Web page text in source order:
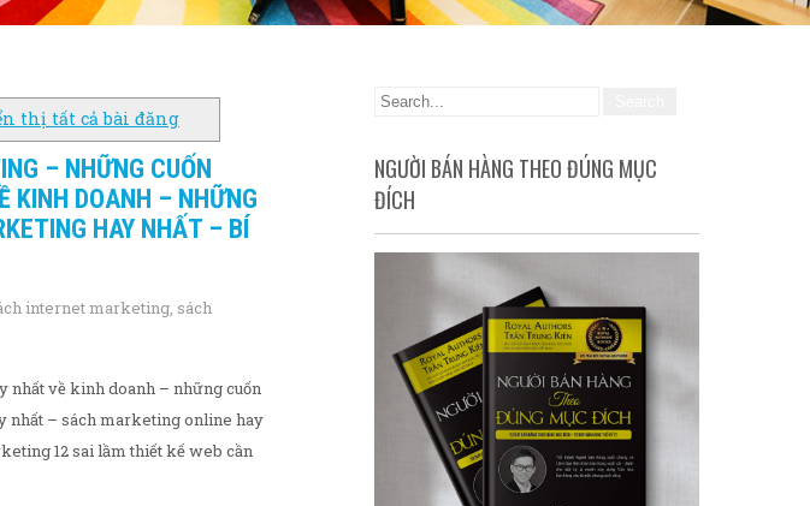
thị tất cả bài đăng
– NHỮNG CUỐN
KINH DOANH – NHỮNG
HAY NHẤT – BÍ
internet marketing sách
nhất về kinh doanh – những cuốn
nhất – sách marketing online hay
12 sai lầm thiết kế web cần
NGƯỜI BÁN HÀNG THEO ĐÚNG MỤC
ĐÍCH